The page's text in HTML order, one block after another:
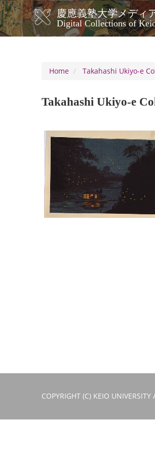
Skip
to
main
content
慶應義塾大学メディ
Digital Collections of
メ
イ
ビ
シ
ン
Home
Takahashi Ukiyo-e
Takahashi Ukiyo-e
COPYRIGHT (C) KEIO UNIVERSITY